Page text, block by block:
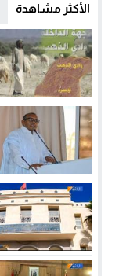
الأكثر مشاهدة